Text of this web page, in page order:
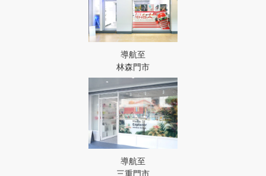
導航至
林森門市
導航至
三重門市